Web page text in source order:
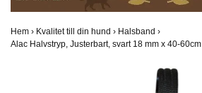
Hem › Kvalitet till din hund › Halsband ›
Alac Halvstryp, Justerbart, svart 18 mm x 40-60cm